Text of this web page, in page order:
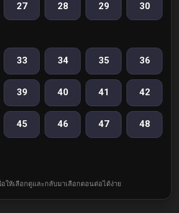
27 28 29 30
33 34 35 36
39 40 41 42
45 46 47 48
ให้เลือกดูและกลับมาเลือกตอนต่อได้ง่าย